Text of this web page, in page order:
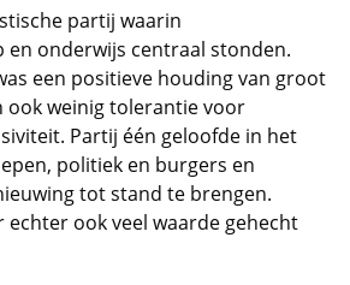
partij waarin
en onderwijs centraal stonden.
een positieve houding van groot
ook weinig tolerantie voor
Partij één geloofde in het
politiek en burgers en
tot stand te brengen.
echter ook veel waarde gehecht